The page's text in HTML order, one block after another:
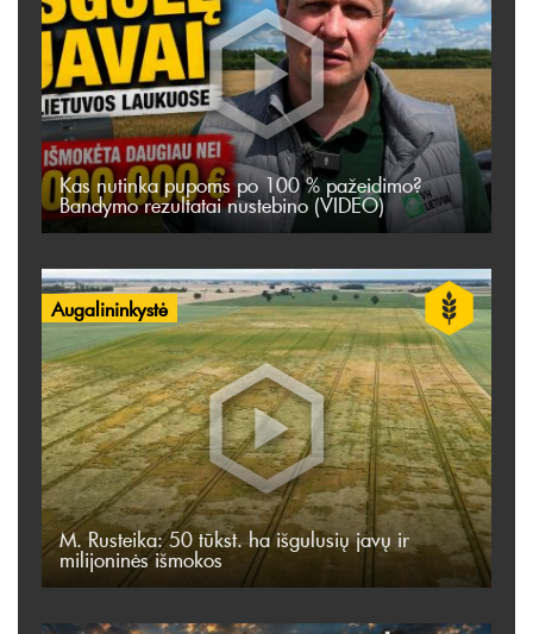
Kas nutinka pupoms po 100 % pažeidimo?
Bandymo rezultatai nustebino (VIDEO)
Augalininkystė
M. Rusteika: 50 tūkst. ha išgulusių javų ir
milijoninės išmokos